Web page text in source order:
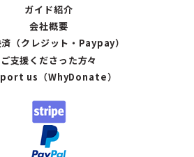
ガイド紹介
会社概要
（クレジット・Paypay）
ご支援くださった方々
us（WhyDonate）